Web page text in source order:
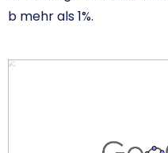
b mehr als 1%.